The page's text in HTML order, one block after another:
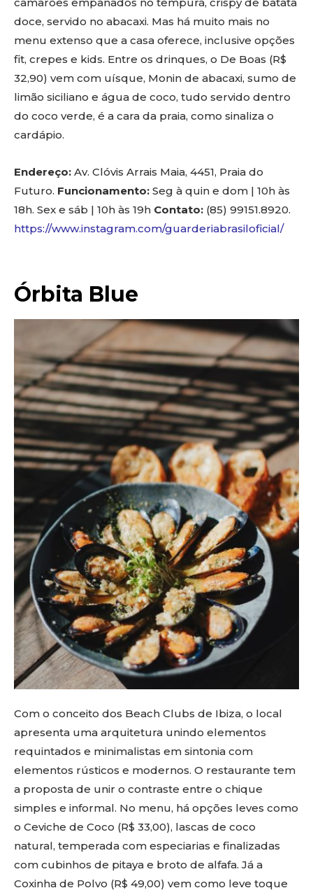
doce, servido no abacaxi. Mas há muito mais no
menu extenso que a casa oferece, inclusive opções
fit, crepes e kids. Entre os drinques, o De Boas (R$
32,90) vem com uísque, Monin de abacaxi, sumo de
limão siciliano e água de coco, tudo servido dentro
do coco verde, é a cara da praia, como sinaliza o
cardápio.
Endereço: Av. Clóvis Arrais Maia, 4451, Praia do
Futuro. Funcionamento: Seg à quin e dom | 10h às
18h. Sex e sáb | 10h às 19h Contato: (85) 99151.8920.
https://www.instagram.com/guarderiabrasiloficial/
Órbita Blue
Com o conceito dos Beach Clubs de Ibiza, o local
apresenta uma arquitetura unindo elementos
requintados e minimalistas em sintonia com
elementos rústicos e modernos. O restaurante tem
a proposta de unir o contraste entre o chique
simples e informal. No menu, há opções leves como
o Ceviche de Coco (R$ 33,00), lascas de coco
natural, temperada com especiarias e finalizadas
com cubinhos de pitaya e broto de alfafa. Já a
Coxinha de Polvo (R$ 49,00) vem como leve toque